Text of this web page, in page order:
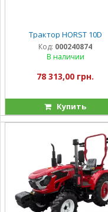
Трактор HORST 10D
Код: 000240874
В наличии
78 313,00 грн.
Купить